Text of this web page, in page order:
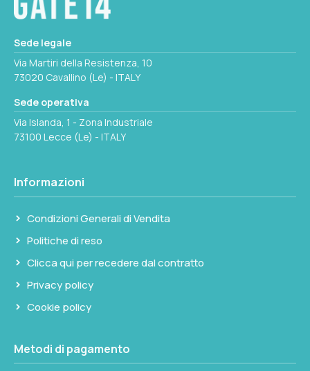
17.666.10.
Sede legale
Via Martiri della Resistenza, 10
73020 Cavallino (Le) - ITALY
Sede operativa
Via Islanda, 1 - Zona Industriale
73100 Lecce (Le) - ITALY
Informazioni
Condizioni Generali di Vendita
Politiche di reso
Clicca qui per recedere dal contratto
Privacy policy
Cookie policy
Metodi di pagamento